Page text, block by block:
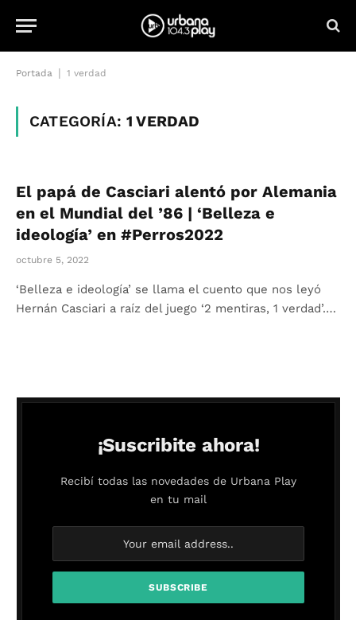
Portada 1 verdad
CATEGORÍA:1 VERDAD
El papá de Casciari alentó por Alemania
en el Mundial del ’86 | ‘Belleza e
ideología’ en #Perros2022
octubre 5, 2022
‘Belleza e ideología’ se llama el cuento que nos leyó
Hernán Casciari a raíz del juego ‘2 mentiras, 1 verdad’.…
¡Suscribite ahora!
Recibí todas las novedades de Urbana Play
en tu mail